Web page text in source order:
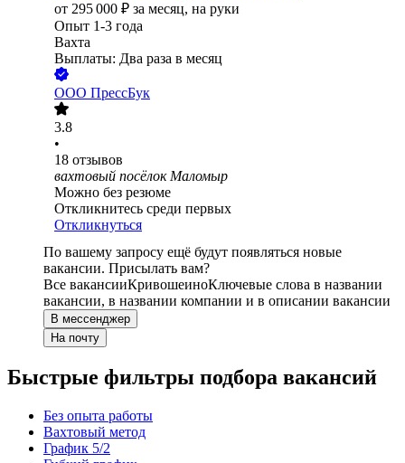
от 295 000 ₽ за месяц, на руки
Опыт 1-3 года
Вахта
Выплаты: Два раза в месяц
ООО ПрессБук
3.8
•
18 отзывов
вахтовый посёлок Маломыр
Можно без резюме
Откликнитесь среди первых
Откликнуться
По вашему запросу ещё будут появляться новые
вакансии. Присылать вам?
Все вакансииКривошеиноКлючевые слова в названии
вакансии, в названии компании и в описании вакансии
В мессенджер
На почту
Быстрые фильтры подбора вакансий
Без опыта работы
Вахтовый метод
График 5/2